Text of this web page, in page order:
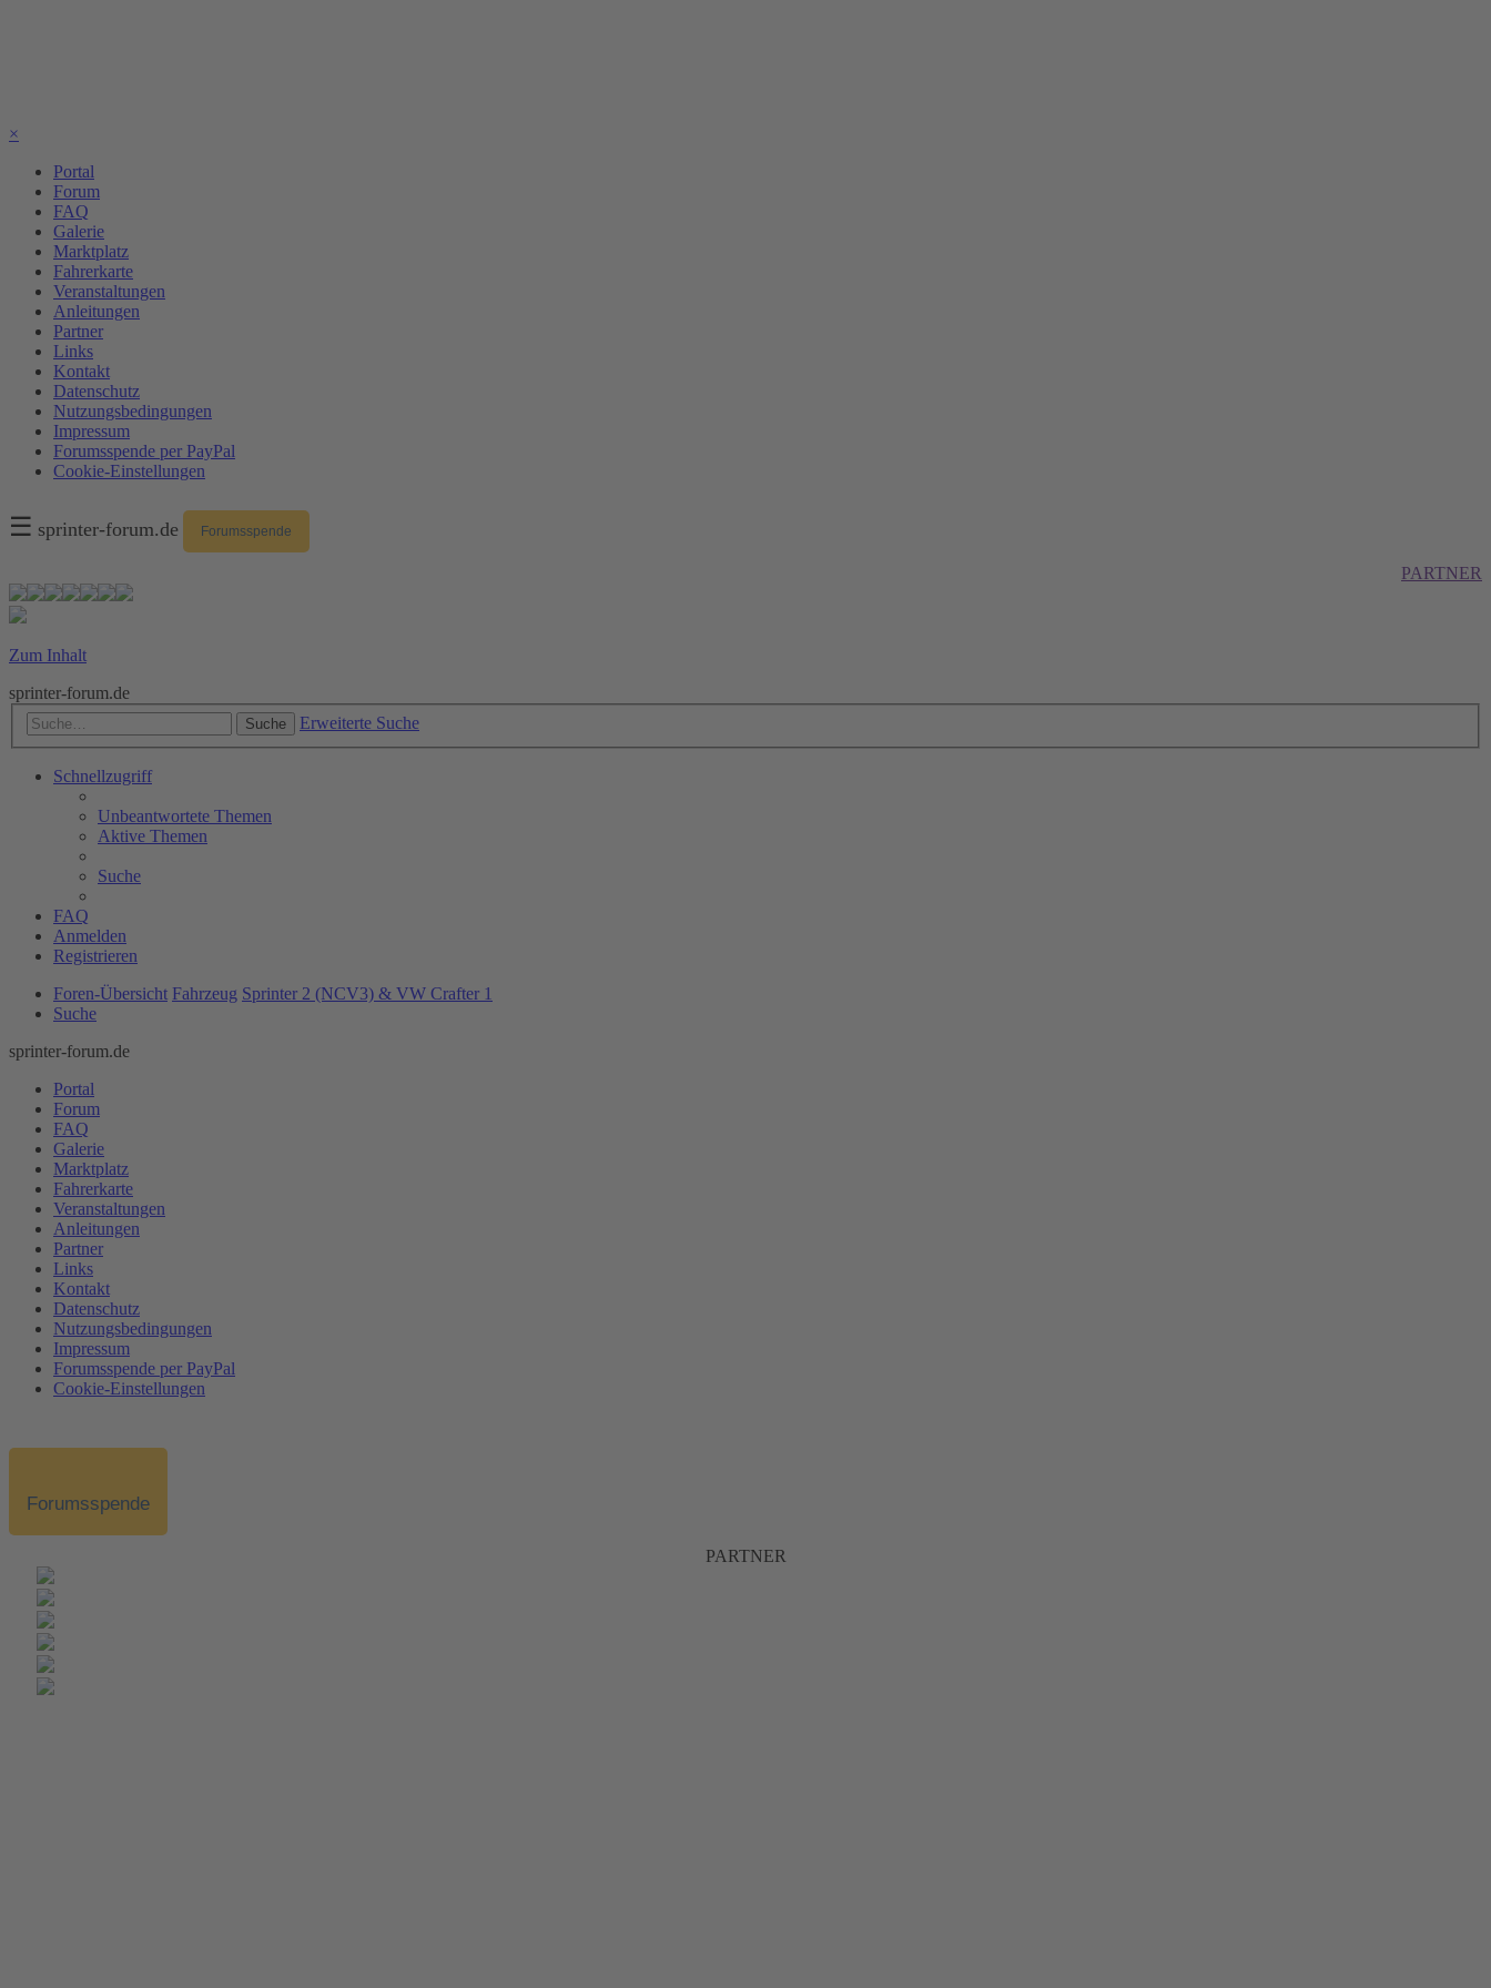
×
Portal
Forum
FAQ
Galerie
Marktplatz
Fahrerkarte
Veranstaltungen
Anleitungen
Partner
Links
Kontakt
Datenschutz
Nutzungsbedingungen
Impressum
Forumsspende per PayPal
Cookie-Einstellungen
☰ sprinter-forum.de Forumsspende
PARTNER
Zum Inhalt
sprinter-forum.de
Suche Erweiterte Suche
Schnellzugriff
Unbeantwortete Themen
Aktive Themen
Suche
FAQ
Anmelden
Registrieren
Foren-Übersicht Fahrzeug Sprinter 2 (NCV3) & VW Crafter 1
Suche
sprinter-forum.de
Portal
Forum
FAQ
Galerie
Marktplatz
Fahrerkarte
Veranstaltungen
Anleitungen
Partner
Links
Kontakt
Datenschutz
Nutzungsbedingungen
Impressum
Forumsspende per PayPal
Cookie-Einstellungen
Forumsspende
PARTNER